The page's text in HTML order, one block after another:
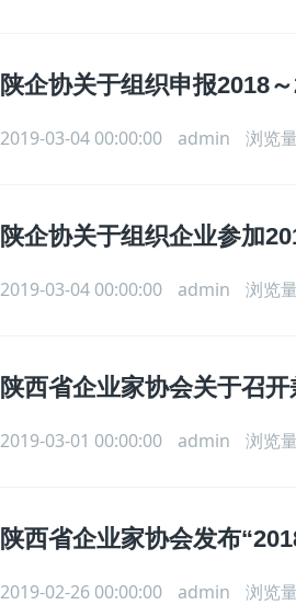
陕企协关于组织申报2018
2019-03-04 00:00:00 admin 浏览
陕企协关于组织企业参加
2019-03-04 00:00:00 admin 浏览
陕西省企业家协会关于召
2019-03-01 00:00:00 admin 浏览
陕西省企业家协会发布
2019-02-26 00:00:00 admin 浏览